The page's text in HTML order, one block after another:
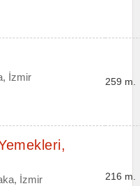
İzmir 259 m.
İzmir 216 m.